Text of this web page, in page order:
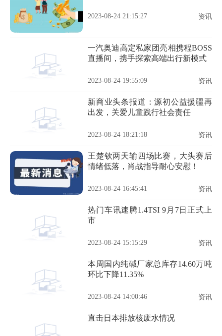
2023-08-24 21:15:27 资讯
一汽奥迪高定私家团亮相携程BOSS
直播间，携手探索高端出行新模式
2023-08-24 19:55:09 资讯
新商业头条报道：源初公益援疆再
出发，关爱儿童践行社会责任
2023-08-24 18:21:18 资讯
王楚钦两天输四场比赛，大头赛后
情绪低落，肖战指导耐心安慰！
2023-08-24 16:45:41 资讯
热门车讯速腾1.4TSI 9月7日正式上
市
2023-08-24 15:15:29 资讯
本周国内纯碱厂家总库存14.60万吨
环比下降11.35%
2023-08-24 14:00:46 资讯
​直击日本排放核废水情况